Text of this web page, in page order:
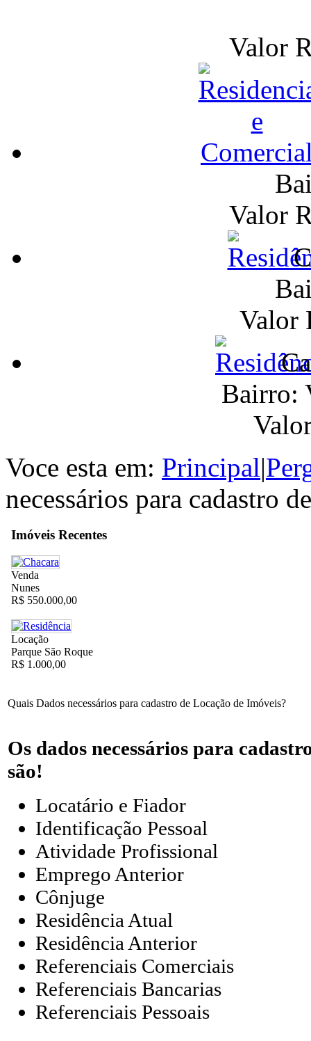
Valor
Valor
Valor
Bairro:
Voce esta em: Principal|
necessários para cadastro
Imóveis Recentes
Venda
Nunes
R$ 550.000,00
Locação
Parque São Roque
R$ 1.000,00
Quais Dados necessários para cadastro de Locação de Imóveis?
Os dados necessários para
são!
Locatário e Fiador
Identificação Pessoal
Atividade Profissional
Emprego Anterior
Cônjuge
Residência Atual
Residência Anterior
Referenciais Comerciais
Referenciais Bancarias
Referenciais Pessoais